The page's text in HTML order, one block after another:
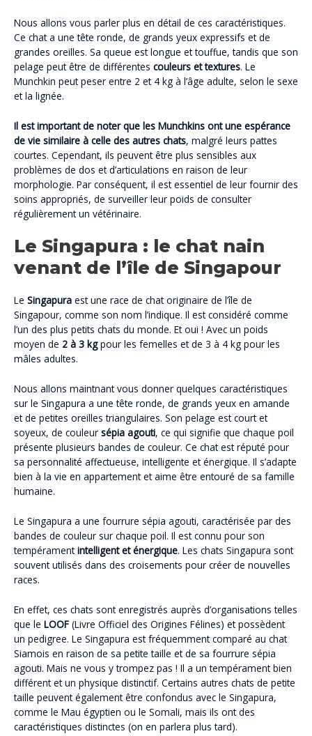
Nous allons vous parler plus en détail de ces caractéristiques.
Ce chat a une tête ronde, de grands yeux expressifs et de
grandes oreilles. Sa queue est longue et touffue, tandis que son
pelage peut être de différentes couleurs et textures. Le
Munchkin peut peser entre 2 et 4 kg à l’âge adulte, selon le sexe
et la lignée.
Il est important de noter que les Munchkins ont une espérance
de vie similaire à celle des autres chats, malgré leurs pattes
courtes. Cependant, ils peuvent être plus sensibles aux
problèmes de dos et d’articulations en raison de leur
morphologie. Par conséquent, il est essentiel de leur fournir des
soins appropriés, de surveiller leur poids de consulter
régulièrement un vétérinaire.
Le Singapura : le chat nain
venant de l’île de Singapour
Le Singapura est une race de chat originaire de l’île de
Singapour, comme son nom l’indique. Il est considéré comme
l’un des plus petits chats du monde. Et oui ! Avec un poids
moyen de 2 à 3 kgpour les femelles et de 3 à 4 kg pour les
mâles adultes.
Nous allons maintnant vous donner quelques caractéristiques
sur le Singapura a une tête ronde, de grands yeux en amande
et de petites oreilles triangulaires. Son pelage est court et
soyeux, de couleur sépia agouti, ce qui signifie que chaque poil
présente plusieurs bandes de couleur. Ce chat est réputé pour
sa personnalité affectueuse, intelligente et énergique. Il s’adapte
bien à la vie en appartement et aime être entouré de sa famille
humaine.
Le Singapura a une fourrure sépia agouti, caractérisée par des
bandes de couleur sur chaque poil. Il est connu pour son
tempéramentintelligent et énergique. Les chats Singapura sont
souvent utilisés dans des croisements pour créer de nouvelles
races.
En effet, ces chats sont enregistrés auprès d’organisations telles
que le LOOF (Livre Officiel des Origines Félines) et possèdent
un pedigree. Le Singapura est fréquemment comparé au chat
Siamois en raison de sa petite taille et de sa fourrure sépia
agouti. Mais ne vous y trompez pas ! Il a un tempérament bien
différent et un physique distinctif. Certains autres chats de petite
taille peuvent également être confondus avec le Singapura,
comme le Mau égyptien ou le Somali, mais ils ont des
caractéristiques distinctes (on en parlera plus tard).